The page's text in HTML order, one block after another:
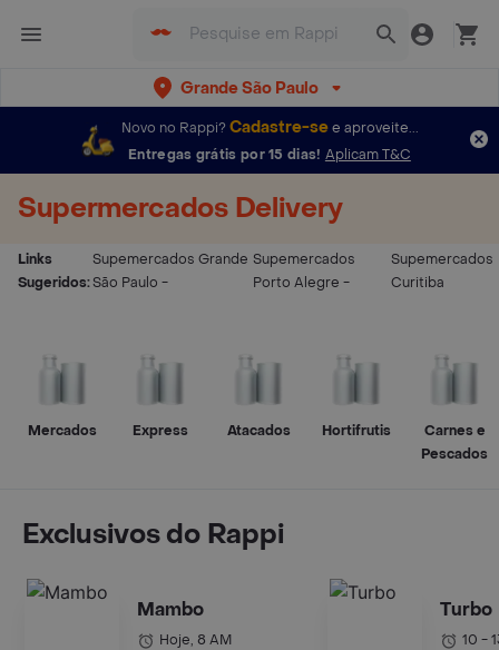
Grande São Paulo
Novo no Rappi? Cadastre-se e aproveite...
Entregas grátis por 15 dias! Aplicam T&C
Supermercados Delivery
Links
Sugeridos:
Supemercados Grande
São Paulo -
Supemercados
Porto Alegre -
Supemercados
Curitiba
Mercados Express Atacados Hortifrutis
Carnes e
Pescados
Exclusivos do Rappi
Mambo
Hoje, 8 AM
Turbo
10 -